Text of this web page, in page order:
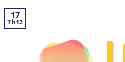
17
Th12